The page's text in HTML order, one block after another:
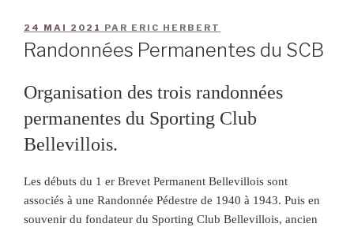
24 MAI 2021 PAR ERIC HERBERT
Randonnées Permanentes du SCB
Organisation des trois randonnées
permanentes du Sporting Club
Bellevillois.
Les débuts du 1 er Brevet Permanent Bellevillois sont
associés à une Randonnée Pédestre de 1940 à 1943. Puis en
souvenir du fondateur du Sporting Club Bellevillois, ancien